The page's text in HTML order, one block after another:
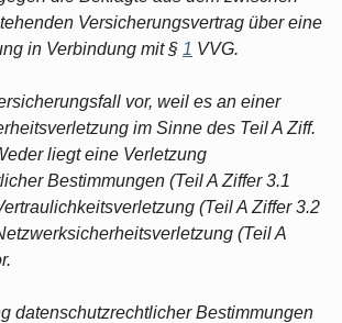
Versicherungsvertrag über eine
in Verbindung mit § 1 VVG.
vor, weil es an einer
im Sinne des Teil A Ziff.
liegt eine Verletzung
Bestimmungen (Teil A Ziffer 3.1
(Teil A Ziffer 3.2
(Teil A
datenschutzrechtlicher Bestimmungen